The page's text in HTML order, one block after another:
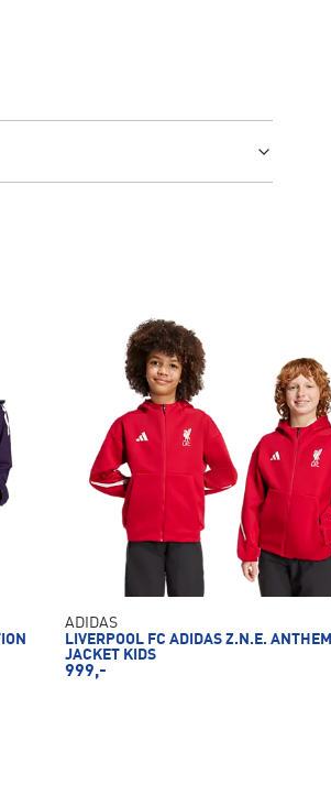
ADIDAS
LIVERPOOL FC ADIDAS Z.N.E. ANTHEM
JACKET KIDS
999,-